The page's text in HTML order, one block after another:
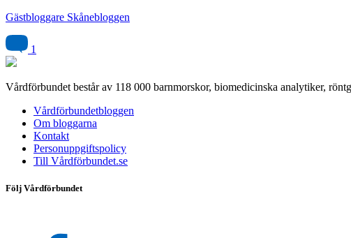
Gästbloggare Skånebloggen
1
Vårdförbundet består av 118 000 barnmorskor, biomedicinska analytiker,
Vårdförbundetbloggen
Om bloggarna
Kontakt
Personuppgiftspolicy
Till Vårdförbundet.se
Följ Vårdförbundet